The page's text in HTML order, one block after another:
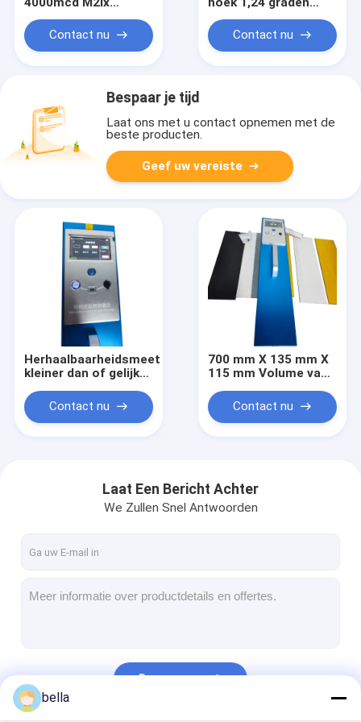
VR -show
Retroreflector Meter
Werktijd Meer dan 72
uur
Minder dan 3 procent
Contact nu
snelle meettool voor
nauwkeurige
diafragma-
x 95 mm evaluatie in
Contact nu
Bespaar je tijd
Laat ons met u contact opnemen met de
beste producten.
Geef uw vereiste
Herhaalbaarheidsmeetfout
kleiner dan of gelijk
Retroreflector Meter
met 105 graden
Contact nu
700 mm X 135 mm X
115 mm Volume van
retroreflectormeter
Incidenthoek 8876
testgegevens
Contact nu
Laat Een Bericht Achter
We Zullen Snel Antwoorden
Doorgaan
bella